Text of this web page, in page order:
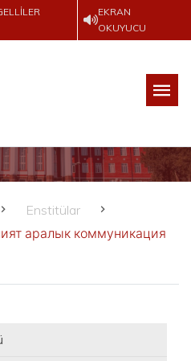
EKRAN
OKUYUCU
Enstitülar
аралык коммуникация